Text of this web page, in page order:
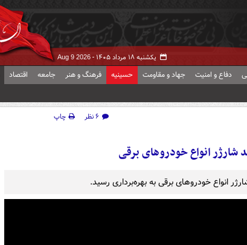
یکشنبه ۱۸ مرداد ۱۴۰۵ - Aug 9 2026
دفاع و امنیت جهاد و مقاومت حسینیه فرهنگ و هنر جامعه اقتصاد
۶ نظر
چاپ
شارژر انواع خودروهای برقی
انواع خودروهای برقی به بهره‌برداری رسید.